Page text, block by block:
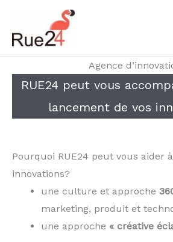
contenu
Agence
RUE24 peut vous
lancement de vos
Pourquoi RUE24 peut vous aider
innovations?
une culture et approche
marketing, produit et
une approche « créative